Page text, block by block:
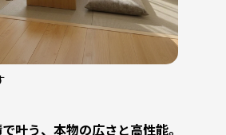
叶う、本物の広さと高性能。